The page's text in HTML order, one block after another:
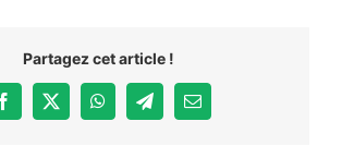
Partagez cet article !
Facebook
X WhatsAppTelegramEmail